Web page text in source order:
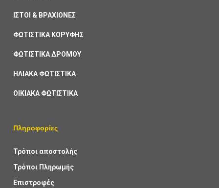
ΙΣΤΟΙ & ΒΡΑΧΙΟΝΕΣ
ΦΩΤΙΣΤΙΚΑ ΚΟΡΥΦΗΣ
ΦΩΤΙΣΤΙΚΑ ΔΡΟΜΟΥ
ΗΛΙΑΚΑ ΦΩΤΙΣΤΙΚΑ
ΟΙΚΙΑΚΑ ΦΩΤΙΣΤΙΚΑ
Πληροφορίες
Τρόποι αποστολής
Τρόποι Πληρωμής
Επιστροφές